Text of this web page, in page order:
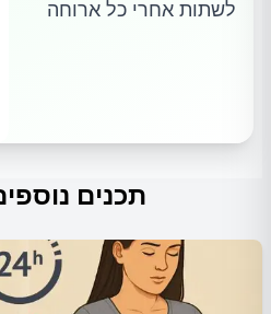
לשתות אחרי כל ארוחה
תכנים